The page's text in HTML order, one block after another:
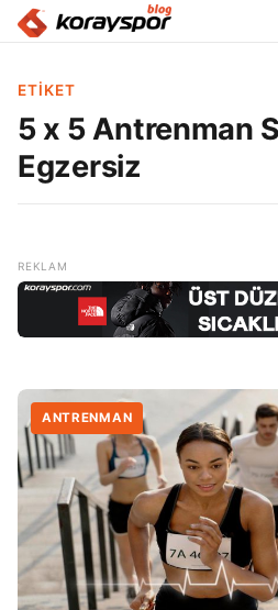
ETIKET
5 x 5 Antrenman
Egzersiz
ANTRENMAN